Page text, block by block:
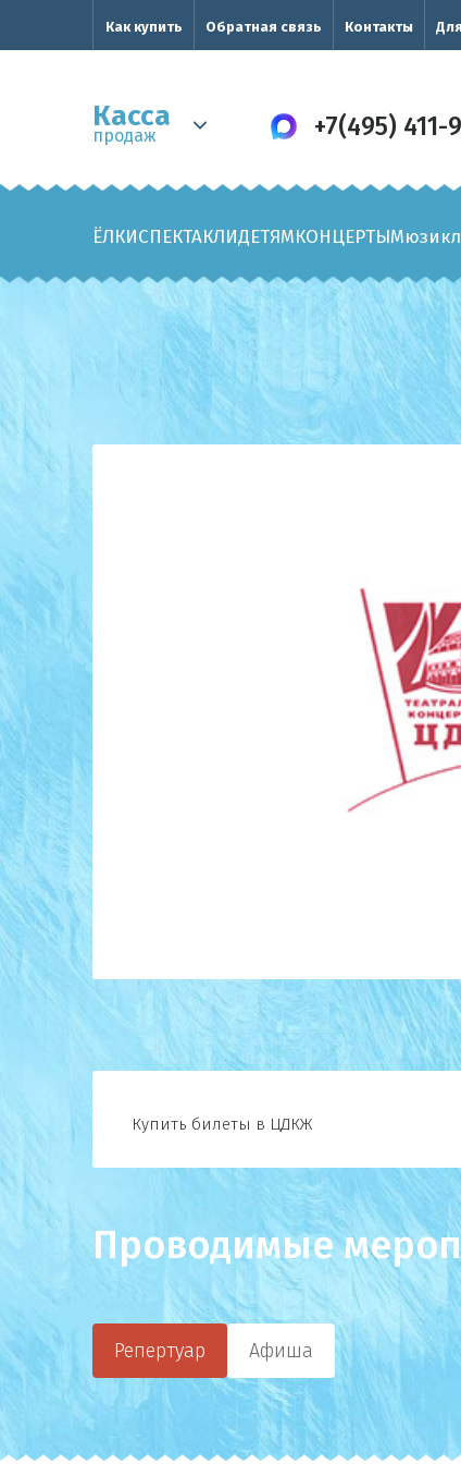
Как купить Обратная связь Контакты
Касса
продаж +7(495) 411-
ЁЛКИСПЕКТАКЛИДЕТЯМКОНЦЕРТЫ
Купить билеты в ЦДКЖ
Проводимые
Репертуар Афиша